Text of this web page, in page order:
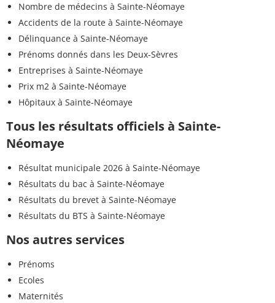
Nombre de médecins à Sainte-Néomaye
Accidents de la route à Sainte-Néomaye
Délinquance à Sainte-Néomaye
Prénoms donnés dans les Deux-Sèvres
Entreprises à Sainte-Néomaye
Prix m2 à Sainte-Néomaye
Hôpitaux à Sainte-Néomaye
Tous les résultats officiels à Sainte-
Néomaye
Résultat municipale 2026 à Sainte-Néomaye
Résultats du bac à Sainte-Néomaye
Résultats du brevet à Sainte-Néomaye
Résultats du BTS à Sainte-Néomaye
Nos autres services
Prénoms
Ecoles
Maternités